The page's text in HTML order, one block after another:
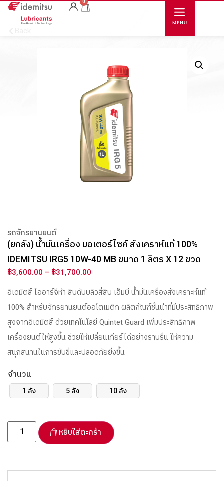
0
รถจักรยานยนต์
(ยกลัง) น้ำมันเครื่อง มอเตอร์ไซค์ สังเคราห์แท้ 100%
IDEMITSU IRG5 10W-40 MB ขนาด 1 ลิตร X 12 ขวด
฿3,600.00 – ฿31,700.00
อิเดมิตสึ ไออาร์จีห้า สิบดับบลิวสี่สิบ เอ็มบี น้ำมันเครื่องสังเคราะห์แท้
100% สำหรับจักรยานยนต์ออโตเมติก ผลิตภัณฑ์ชั้นนำที่มีประสิทธิภาพ
สูงจากอิเดมิตสึ ด้วยเทคโนโลยี Quintet Guard เพิ่มประสิทธิภาพ
เครื่องยนต์ให้สูงขึ้น ช่วยให้เปลี่ยนเกียร์ได้อย่างราบรื่น ให้ความ
สนุกสนานในการขับขี่และปลอดภัยยิ่งขึ้น
จำนวน
1 ลัง 5 ลัง 10 ลัง
หยิบใส่ตะกร้า